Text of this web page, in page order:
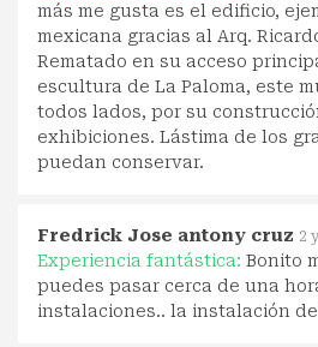
más me gusta es el edificio,
mexicana gracias al Arq.
Rematado en su acceso
escultura de La Paloma, este
todos lados, por su
exhibiciones. Lástima de los
puedan conservar.
Fredrick Jose antony cruz 2
Experiencia fantástica: Bonito
puedes pasar cerca de una
instalaciones.. la instalación